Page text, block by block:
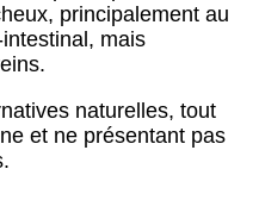
principalement au
mais
naturelles, tout
et ne présentant pas